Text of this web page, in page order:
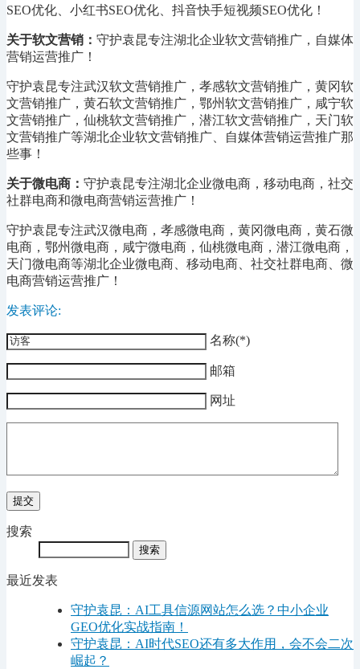
SEO优化、小红书SEO优化、抖音快手短视频SEO优化！
关于软文营销： 守护袁昆专注湖北企业软文营销推广，自媒体
营销运营推广！
守护袁昆专注武汉软文营销推广，孝感软文营销推广，黄冈软
文营销推广，黄石软文营销推广，鄂州软文营销推广，咸宁软
文营销推广，仙桃软文营销推广，潜江软文营销推广，天门软
文营销推广等湖北企业软文营销推广、自媒体营销运营推广那
些事！
关于微电商： 守护袁昆专注湖北企业微电商，移动电商，社交
社群电商和微电商营销运营推广！
守护袁昆专注武汉微电商，孝感微电商，黄冈微电商，黄石微
电商，鄂州微电商，咸宁微电商，仙桃微电商，潜江微电商，
天门微电商等湖北企业微电商、移动电商、社交社群电商、微
电商营销运营推广！
发表评论:
名称(*)
邮箱
网址
搜索
最近发表
守护袁昆：AI工具信源网站怎么选？中小企业
GEO优化实战指南！
守护袁昆：AI时代SEO还有多大作用，会不会二次
崛起？